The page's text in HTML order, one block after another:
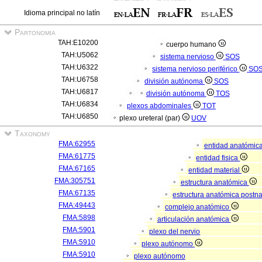
Idioma principal no latín
Partonomia
TAH:E10200
cuerpo humano
TAH:U5062
sistema nervioso
SOS
TAH:U6322
sistema nervioso periférico
TAH:U6758
división autónoma
SOS
TAH:U6817
división autónoma
TOS
TAH:U6834
plexos abdominales
TOT
TAH:U6850
plexo ureteral (par) UOV
Taxonomy
FMA:62955
entidad
FMA:61775
entidad fisica
FMA:67165
entidad material
FMA:305751
estructura anatómica
FMA:67135
estructura anatómica
FMA:49443
complejo anatómico
FMA:5898
articulación anatómica
FMA:5901
plexo del nervio
FMA:5910
plexo autónomo
FMA:5910
plexo autónomo